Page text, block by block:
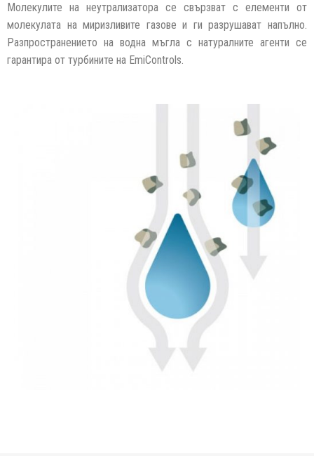
Молекулите на неутрализатора се свързват с елементи от
молекулата на миризливите газове и ги разрушават напълно.
Разпространението на водна мъгла с натуралните агенти се
гарантира от турбините на EmiControls.